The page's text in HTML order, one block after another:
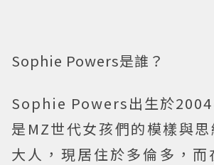
Sophie Powers是誰？
Sophie Powers出生於2004
是MZ世代女孩們的模樣與
大人，現居住於多倫多，而